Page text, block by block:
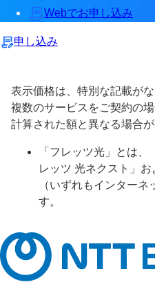
Webでお申し込み
申し込み
表示価格は、特別な記載が
複数のサービスをご契約の
計算された額と異なる場合が
「フレッツ光」とは
レッツ 光ネクスト」お
（いずれもインター
す。